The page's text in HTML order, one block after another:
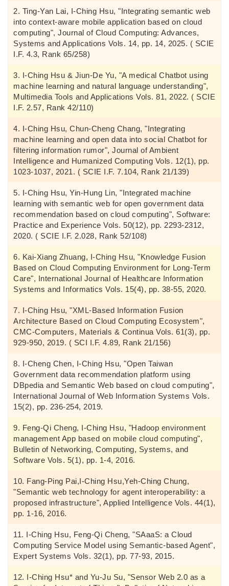
Ting‑Yan Lai, I‑Ching Hsu, "Integrating semantic web
into context‑aware mobile application based on cloud
computing", Journal of Cloud Computing: Advances,
Systems and Applications Vols. 14, pp. 14, 2025. ( SCIE
I.F. 4.3, Rank 65/258)
I-Ching Hsu & Jiun-De Yu, "A medical Chatbot using
machine learning and natural language understanding",
Multimedia Tools and Applications Vols. 81, 2022. ( SCIE
I.F. 2.57, Rank 42/110)
I-Ching Hsu, Chun-Cheng Chang, "Integrating
machine learning and open data into social Chatbot for
filtering information rumor", Journal of Ambient
Intelligence and Humanized Computing Vols. 12(1), pp.
1023-1037, 2021. ( SCIE I.F. 7.104, Rank 21/139)
I-Ching Hsu, Yin-Hung Lin, "Integrated machine
learning with semantic web for open government data
recommendation based on cloud computing", Software:
Practice and Experience Vols. 50(12), pp. 2293-2312,
2020. ( SCIE I.F. 2.028, Rank 52/108)
Kai-Xiang Zhuang, I-Ching Hsu, "Knowledge Fusion
Based on Cloud Computing Environment for Long-Term
Care", International Journal of Healthcare Information
Systems and Informatics Vols. 15(4), pp. 38-55, 2020.
I-Ching Hsu, "XML-Based Information Fusion
Architecture Based on Cloud Computing Ecosystem",
CMC-Computers, Materials & Continua Vols. 61(3), pp.
929-950, 2019. ( SCI I.F. 4.89, Rank 21/156)
I-Cheng Chen, I-Ching Hsu, "Open Taiwan
Government data recommendation platform using
DBpedia and Semantic Web based on cloud computing",
International Journal of Web Information Systems Vols.
15(2), pp. 236-254, 2019.
Feng-Qi Cheng, I-Ching Hsu, "Hadoop environment
management App based on mobile cloud computing",
Bulletin of Networking, Computing, Systems, and
Software Vols. 5(1), pp. 1-4, 2016.
Fang-Ping Pai,I-Ching Hsu,Yeh-Ching Chung,
"Semantic web technology for agent interoperability: a
proposed infrastructure", Applied Intelligence Vols. 44(1),
pp. 1-16, 2016.
I-Ching Hsu, Feng-Qi Cheng, "SAaaS: a Cloud
Computing Service Model using Semantic-based Agent",
Expert Systems Vols. 32(1), pp. 77-93, 2015.
I-Ching Hsu* and Yu-Ju Su, "Sensor Web 2.0 as a